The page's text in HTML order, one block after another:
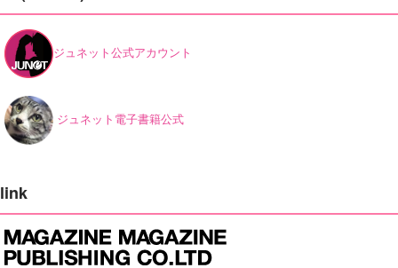
ジュネット公式アカウント
ジュネット電子書籍公式
link